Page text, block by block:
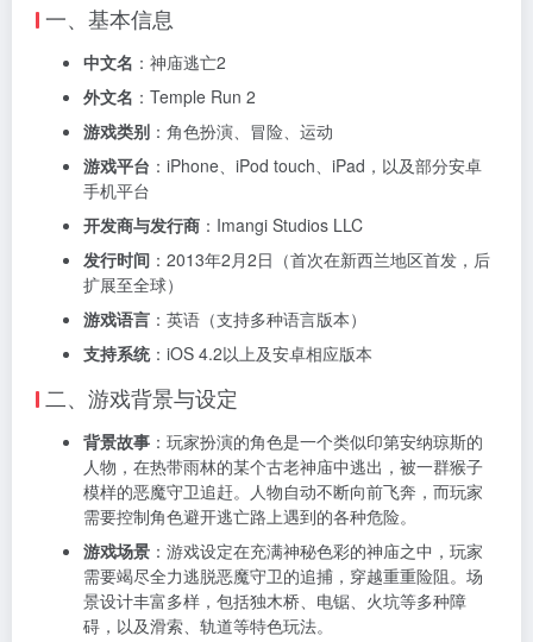
一、基本信息
中文名 ：神庙逃亡2
外文名 ：Temple Run 2
游戏类别 ：角色扮演、冒险、运动
游戏平台 ：iPhone、iPod touch、iPad，以及部分安卓
手机平台
开发商与发行商 ：Imangi Studios LLC
发行时间 ：2013年2月2日（首次在新西兰地区首发，后
扩展至全球）
游戏语言 ：英语（支持多种语言版本）
支持系统：iOS 4.2以上及安卓相应版本
二、游戏背景与设定
背景故事 ：玩家扮演的角色是一个类似印第安纳琼斯的
人物，在热带雨林的某个古老神庙中逃出，被一群猴子
模样的恶魔守卫追赶。人物自动不断向前飞奔，而玩家
需要控制角色避开逃亡路上遇到的各种危险。
游戏场景 ：游戏设定在充满神秘色彩的神庙之中，玩家
需要竭尽全力逃脱恶魔守卫的追捕，穿越重重险阻。场
景设计丰富多样，包括独木桥、电锯、火坑等多种障
碍，以及滑索、轨道等特色玩法。